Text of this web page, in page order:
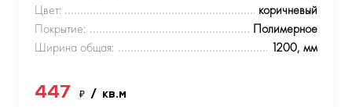
Цвет:
коричневый
Покрытие:
Полимерное
Ширина общая:
1200, мм
447 ₽ / кв.м